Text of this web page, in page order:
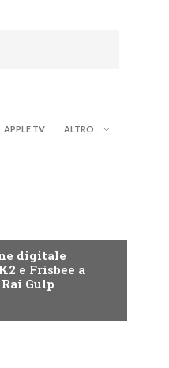
APPLE TV ALTRO
digitale
e Frisbee a
Gulp